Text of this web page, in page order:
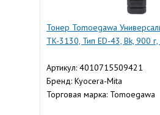
Тонер Tomoegawa
TK-3130, Тип ED-43, Bk, 900 г,
Артикул: 4010715509421
Бренд: Kyocera-Mita
Торговая марка: Tomoegawa